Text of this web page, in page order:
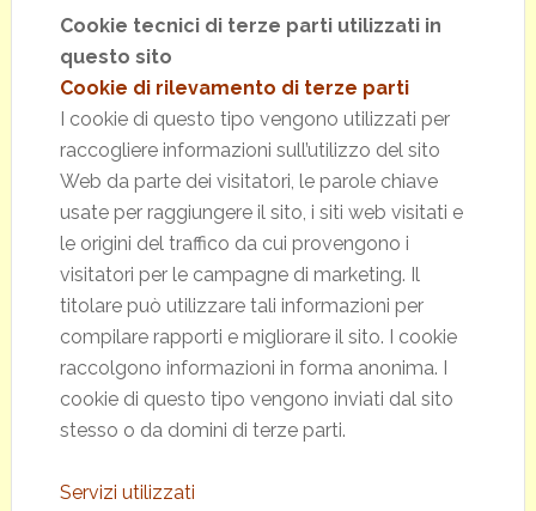
Cookie tecnici di terze parti utilizzati in
questo sito
Cookie di rilevamento di terze parti
I cookie di questo tipo vengono utilizzati per
raccogliere informazioni sull’utilizzo del sito
Web da parte dei visitatori, le parole chiave
usate per raggiungere il sito, i siti web visitati e
le origini del traffico da cui provengono i
visitatori per le campagne di marketing. Il
titolare può utilizzare tali informazioni per
compilare rapporti e migliorare il sito. I cookie
raccolgono informazioni in forma anonima. I
cookie di questo tipo vengono inviati dal sito
stesso o da domini di terze parti.
Servizi utilizzati